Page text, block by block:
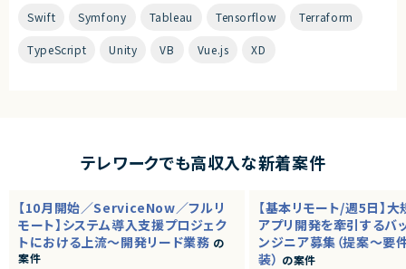
Swift Symfony Tableau Tensorflow Terraform
TypeScript Unity VB Vue.js XD
テレワークでも高収入な新着案件
【10月開始／ServiceNow／フルリ
モート】システム導入支援プロジェク
トにおける上流～開発リード業務 の
案件
【基本リモート/週5日】
アプリ開発を牽引するバ
ンジニア募集（提案～要
装） の案件